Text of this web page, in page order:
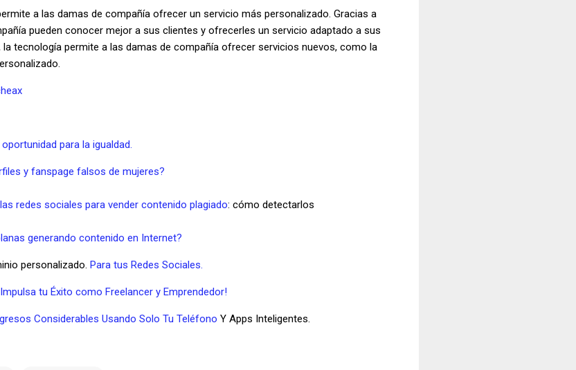
a las damas de compañía ofrecer un servicio más personalizado. Gracias a
pueden conocer mejor a sus clientes y ofrecerles un servicio adaptado a sus
tecnología permite a las damas de compañía ofrecer servicios nuevos, como la
para la igualdad.
y fanspage falsos de mujeres?
redes sociales para vender contenido plagiado: cómo detectarlos
generando contenido en Internet?
personalizado. Para tus Redes Sociales.
Impulsa tu Éxito como Freelancer y Emprendedor!
Considerables Usando Solo Tu Teléfono Y Apps Inteligentes.